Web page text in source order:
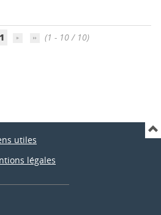
1 (1 - 10 / 10)
utiles
légales